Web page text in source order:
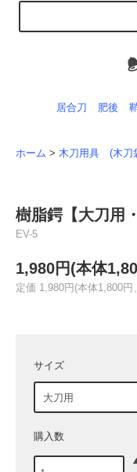
居合刀 肥後
ホーム > 木刀用具 (木刀
樹脂鍔【大刀用
EV-5
1,980円(本体
定価 1,980円(本体1,800円
サイズ
購入数